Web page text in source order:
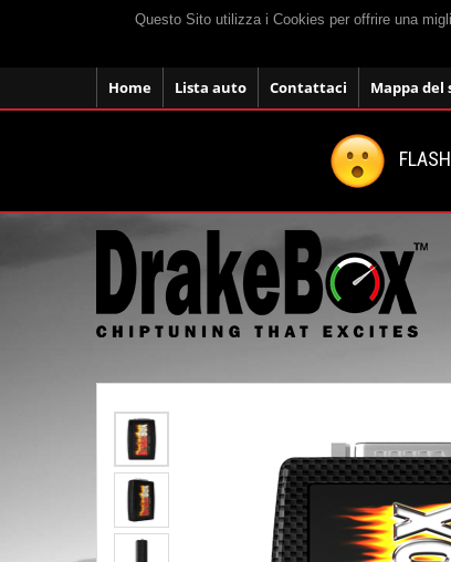
Questo Sito utilizza i Cookies per offrire una
Home Lista auto Contattaci Mappa del